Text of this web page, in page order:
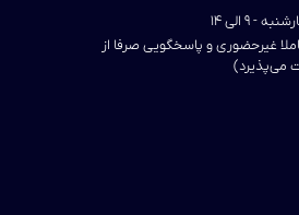
۹ الی ۱۴
غیرحضوری و پاسخگویی صرفا از
می‌پذیرد)